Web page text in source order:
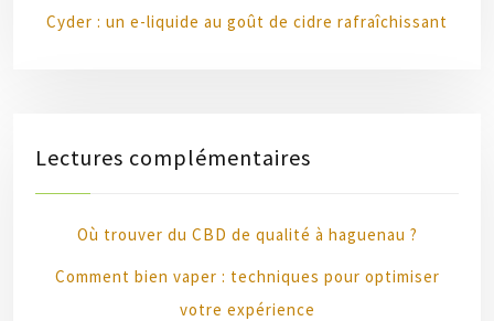
Cyder : un e-liquide au goût de cidre rafraîchissant
Lectures complémentaires
Où trouver du CBD de qualité à haguenau ?
Comment bien vaper : techniques pour optimiser
votre expérience